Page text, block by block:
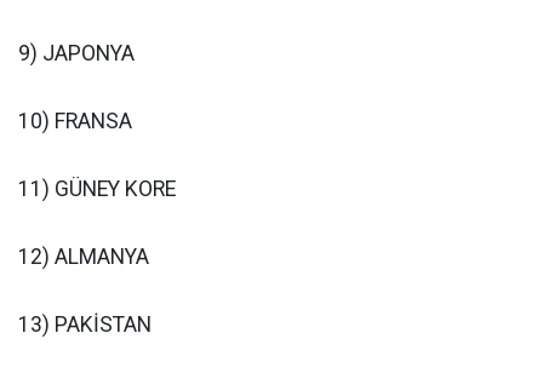
9) JAPONYA
10) FRANSA
11) GÜNEY KORE
12) ALMANYA
13) PAKİSTAN